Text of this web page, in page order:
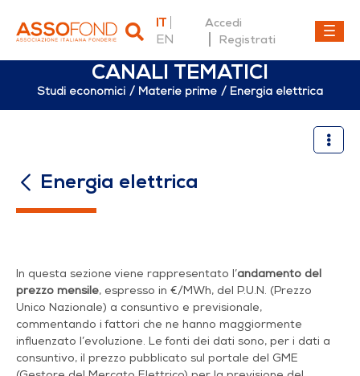
IT
EN
Accedi
Registrati
CANALI TEMATICI
Studi economici Materie prime Energia elettrica
Energia elettrica
In questa sezione viene rappresentato l’andamento del
prezzo mensile, espresso in €/MWh, del P.U.N. (Prezzo
Unico Nazionale) a consuntivo e previsionale,
commentando i fattori che ne hanno maggiormente
influenzato l’evoluzione. Le fonti dei dati sono, per i dati a
consuntivo, il prezzo pubblicato sul portale del GME